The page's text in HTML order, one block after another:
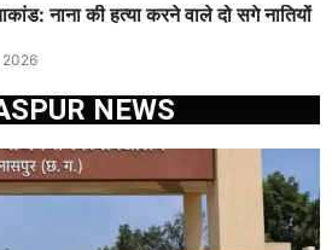
नाना की हत्या करने वाले दो सगे नातियों
2026
NEWS